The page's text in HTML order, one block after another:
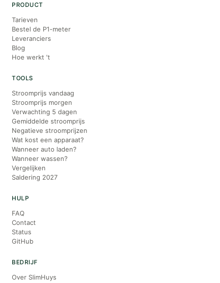
PRODUCT
Tarieven
Bestel de P1-meter
Leveranciers
Blog
Hoe werkt 't
TOOLS
Stroomprijs vandaag
Stroomprijs morgen
Verwachting 5 dagen
Gemiddelde stroomprijs
Negatieve stroomprijzen
Wat kost een apparaat?
Wanneer auto laden?
Wanneer wassen?
Vergelijken
Saldering 2027
HULP
FAQ
Contact
Status
GitHub
BEDRIJF
Over SlimHuys